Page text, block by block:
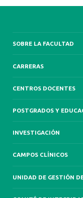
SOBRE LA FACULTAD
CARRERAS
CENTROS DOCENTES
POSTGRADOS Y
INVESTIGACIÓN
CAMPOS CLÍNICOS
UNIDAD DE GESTIÓN